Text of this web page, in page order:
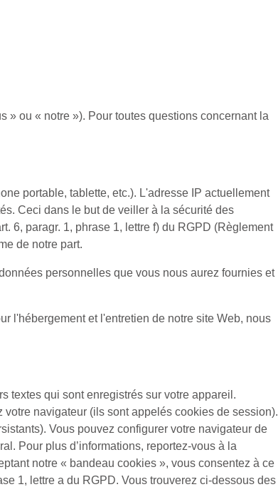
» ou « notre »). Pour toutes questions concernant la
portable, tablette, etc.). L'adresse IP actuellement
Ceci dans le but de veiller à la sécurité des
6, paragr. 1, phrase 1, lettre f) du RGPD (Règlement
de notre part.
personnelles que vous nous aurez fournies et
l'hébergement et l'entretien de notre site Web, nous
textes qui sont enregistrés sur votre appareil.
navigateur (ils sont appelés cookies de session).
Vous pouvez configurer votre navigateur de
Pour plus d’informations, reportez-vous à la
notre « bandeau cookies », vous consentez à ce
1, lettre a du RGPD. Vous trouverez ci-dessous des